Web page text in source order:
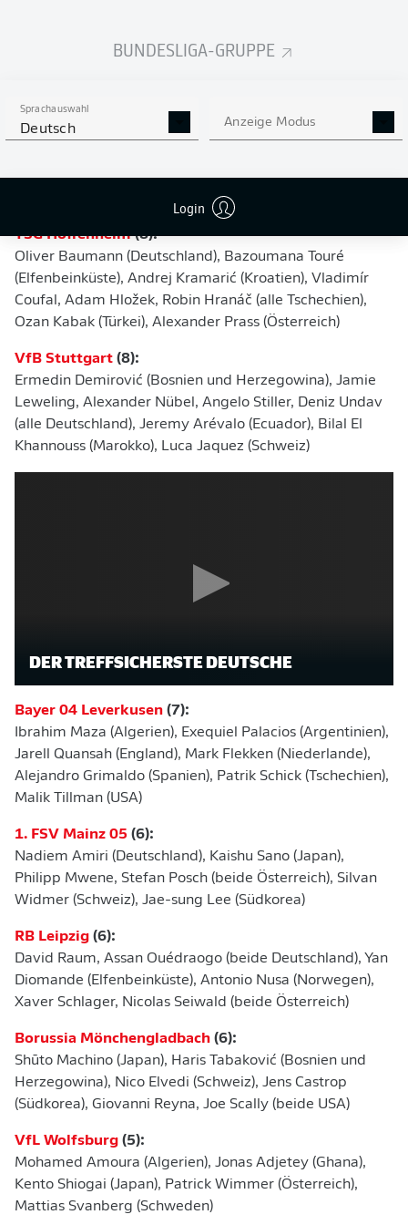
BUNDESLIGA-GRUPPE
Sprachauswahl
Deutsch Anzeige Modus
Login
Salih Özcan (Türkei)
Farès Chaïbi (Algerien), Arthur Theate (Belgien),
Nathaniel Brown (Deutschland), Ritsu Dōan (Japan),
Amenda (Schweiz), Can Uzun (Türkei), Ellyes Skhiri
TSG Hoffenheim(8):
Oliver Baumann (Deutschland), Bazoumana Touré
(Elfenbeinküste), Andrej Kramarić (Kroatien), Vladimír
Coufal, Adam Hložek, Robin Hranáč (alle Tschechien),
Ozan Kabak (Türkei), Alexander Prass (Österreich)
VfB Stuttgart (8):
Ermedin Demirović (Bosnien und Herzegowina), Jamie
Leweling, Alexander Nübel, Angelo Stiller, Deniz Undav
(alle Deutschland), Jeremy Arévalo (Ecuador), Bilal El
Khannouss (Marokko), Luca Jaquez (Schweiz)
DER TREFFSICHERSTE DEUTSCHE
Bayer 04 Leverkusen (7):
Ibrahim Maza (Algerien), Exequiel Palacios (Argentinien),
Jarell Quansah (England), Mark Flekken (Niederlande),
Alejandro Grimaldo (Spanien), Patrik Schick (Tschechien),
Malik Tillman (USA)
1. FSV Mainz 05 (6):
Nadiem Amiri (Deutschland), Kaishu Sano (Japan),
Philipp Mwene, Stefan Posch (beide Österreich), Silvan
Widmer (Schweiz), Jae-sung Lee (Südkorea)
RB Leipzig (6):
David Raum, Assan Ouédraogo (beide Deutschland), Yan
Diomande (Elfenbeinküste), Antonio Nusa (Norwegen),
Xaver Schlager, Nicolas Seiwald (beide Österreich)
Borussia Mönchengladbach (6):
Shūto Machino (Japan), Haris Tabaković (Bosnien und
Herzegowina), Nico Elvedi (Schweiz), Jens Castrop
(Südkorea), Giovanni Reyna, Joe Scally (beide USA)
VfL Wolfsburg (5):
Mohamed Amoura (Algerien), Jonas Adjetey (Ghana),
Kento Shiogai (Japan), Patrick Wimmer (Österreich),
Mattias Svanberg (Schweden)